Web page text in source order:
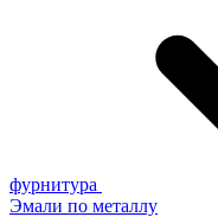
фурнитура
Эмали по металлу